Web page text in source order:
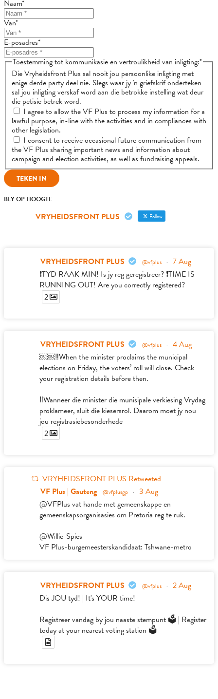
Naam*
Van*
E-posadres*
Toestemming tot kommunikasie en vertroulikheid van inligting:*
Die Vryheidsfront Plus sal nooit jou persoonlike inligting met
enige derde party deel nie. Slegs waar jy 'n griefskrif onderteken
sal jou inligting verskaf word aan die betrokke instelling wat deur
die petisie betrek word.
I agree to allow the VF Plus to process my information for a
lawful purpose, in-line with the activities and in compliances with
other legislation.
I consent to receive occasional future communication from
the VF Plus sharing important news and information about
campaign and election activities, as well as fundraising appeals.
BLY OP HOOGTE
VRYHEIDSFRONT PLUS Follow
VRYHEIDSFRONT PLUS @vfplus ·
7 Aug
❗️TYD RAAK MIN! Is jy reg geregistreer? ❗️TIME IS
RUNNING OUT! Are you correctly registered?
2
VRYHEIDSFRONT PLUS @vfplus ·
4 Aug
￼￼‼️When the minister proclaims the municipal
elections on Friday, the voters’ roll will close. Check
your registration details before then.
‼️Wanneer die minister die munisipale verkiesing Vrydag
proklameer, sluit die kiesersrol. Daarom moet jy nou
jou registrasiebesonderhede
2
VRYHEIDSFRONT PLUS Retweeted
VF Plus | Gauteng
@vfplusgp ·
3 Aug
@VFPlus vat hande met gemeenskappe en
gemeenskapsorganisasies om Pretoria reg te ruk.
@Willie_Spies
VF Plus-burgemeesterskandidaat: Tshwane-metro
VRYHEIDSFRONT PLUS @vfplus ·
2 Aug
Dis JOU tyd! | It's YOUR time!
Registreer vandag by jou naaste stempunt 🗳️ | Register
today at your nearest voting station 🗳️